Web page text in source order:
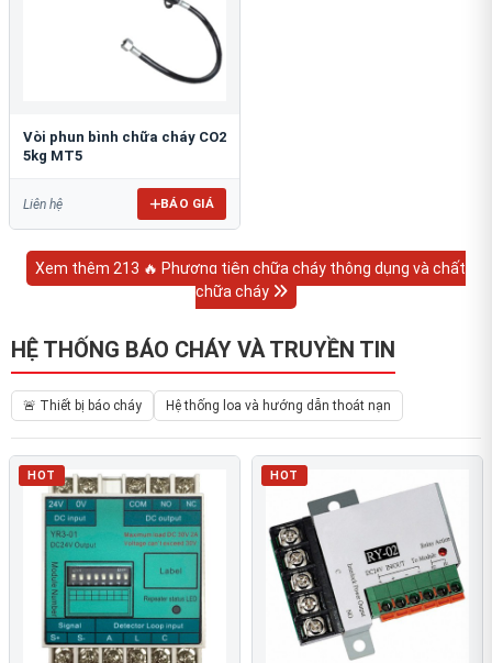
Vòi phun bình chữa cháy CO2
5kg MT5
Liên hệ BÁO GIÁ
Xem thêm 213 🔥 Phương tiện chữa cháy thông dụng và chất
chữa cháy
HỆ THỐNG BÁO CHÁY VÀ TRUYỀN TIN
🚨 Thiết bị báo cháy Hệ thống loa và hướng dẫn thoát nạn
HOT HOT